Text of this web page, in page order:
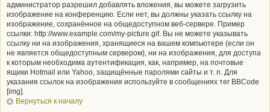
администратор разрешил добавлять вложения, вы можете загрузить
изображение на конференцию. Если нет, вы должны указать ссылку на
изображение, сохранённое на общедоступном веб-сервере. Пример
ссылки: http://www.example.com/my-picture.gif. Вы не можете указывать
ссылку ни на изображения, хранящиеся на вашем компьютере (если он
не является общедоступным сервером), ни на изображения, для доступа
к которым необходима аутентификация, как, например, на почтовые
ящики Hotmail или Yahoo, защищённые паролями сайты и т. п. Для
указания ссылок на изображения используйте в сообщениях тег BBCode
[img].
Вернуться к началу